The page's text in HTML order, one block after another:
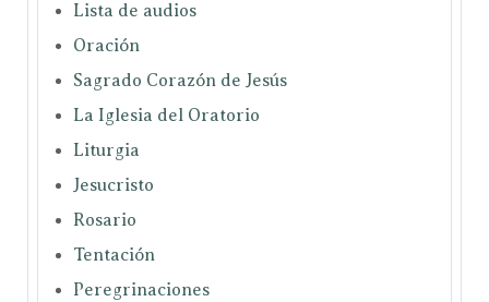
Lista de audios
Oración
Sagrado Corazón de Jesús
La Iglesia del Oratorio
Liturgia
Jesucristo
Rosario
Tentación
Peregrinaciones